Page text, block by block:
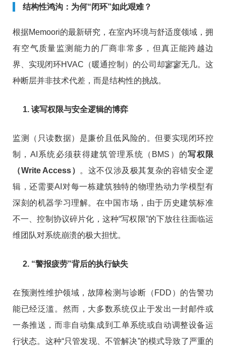
结构性鸿沟：为何“闭环”如此艰难？
根据Memoori的最新研究，在室内环境与舒适度领域，拥
有空气质量监测能力的厂商非常多，但真正能跨越边
界、实现闭环HVAC（暖通控制）的公司却寥寥无几。这
种断层并非技术代差，而是结构性的挑战。
1. 读写权限与安全逻辑的博弈
监测（只读数据）是廉价且低风险的。但要实现闭环控
制，AI系统必须获得建筑管理系统（BMS）的写权限
（Write Access） 。这不仅涉及极其复杂的容错安全逻
辑，还需要AI对每一栋建筑独特的物理热动力学模型有
深刻的机器学习理解。在中国市场，由于历史建筑标准
不一、控制协议碎片化，这种“写权限”的下放往往面临运
维团队对系统崩溃的极大担忧。
2. “警报疲劳”背后的执行缺失
在预测性维护领域，故障检测与诊断（FDD）的告警功
能已经泛滥。然而，大多数系统仅止于发出一封邮件或
一条推送，而非自动集成到工单系统或自动调整设备运
行状态。这种“只管发现、不管解决”的模式导致了严重的